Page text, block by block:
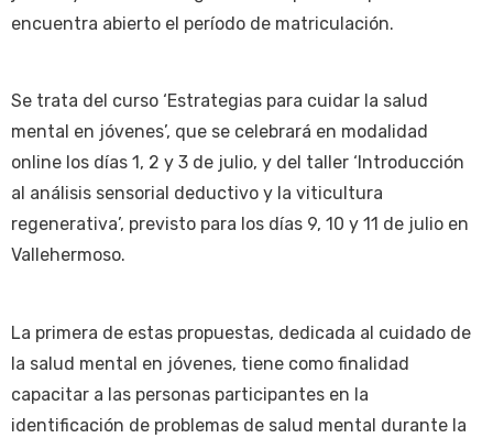
encuentra abierto el período de matriculación.
Se trata del curso ‘Estrategias para cuidar la salud
mental en jóvenes’, que se celebrará en modalidad
online los días 1, 2 y 3 de julio, y del taller ‘Introducción
al análisis sensorial deductivo y la viticultura
regenerativa’, previsto para los días 9, 10 y 11 de julio en
Vallehermoso.
La primera de estas propuestas, dedicada al cuidado de
la salud mental en jóvenes, tiene como finalidad
capacitar a las personas participantes en la
identificación de problemas de salud mental durante la